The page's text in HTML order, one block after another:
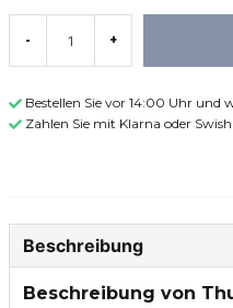
- +
Bestellen Sie vor 14:00 Uhr und
Zahlen Sie mit Klarna oder Swish
Beschreibung
Beschreibung von